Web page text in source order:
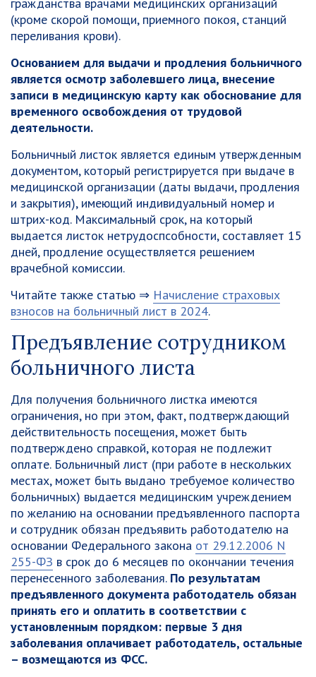
(кроме скорой помощи, приемного покоя, станций
переливания крови).
Основанием для выдачи и продления больничного
является осмотр заболевшего лица, внесение
записи в медицинскую карту как обоснование для
временного освобождения от трудовой
деятельности.
Больничный листок является единым утвержденным
документом, который регистрируется при выдаче в
медицинской организации (даты выдачи, продления
и закрытия), имеющий индивидуальный номер и
штрих-код. Максимальный срок, на который
выдается листок нетрудоспсобности, составляет 15
дней, продление осуществляется решением
врачебной комиссии.
Читайте также статью ⇒ Начисление страховых
взносов на больничный лист в 2024.
Предъявление сотрудником
больничного листа
Для получения больничного листка имеются
ограничения, но при этом, факт, подтверждающий
действительность посещения, может быть
подтверждено справкой, которая не подлежит
оплате. Больничный лист (при работе в нескольких
местах, может быть выдано требуемое количество
больничных) выдается медицинским учреждением
по желанию на основании предъявленного паспорта
и сотрудник обязан предъявить работодателю на
основании Федерального закона от 29.12.2006 N
255-ФЗ в срок до 6 месяцев по окончании течения
перенесенного заболевания. По результатам
предъявленного документа работодатель обязан
принять его и оплатить в соответствии с
установленным порядком: первые 3 дня
заболевания оплачивает работодатель, остальные
– возмещаются из ФСС.